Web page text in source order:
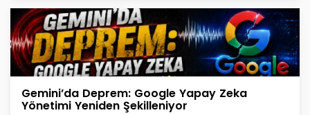
Gemini’da Deprem: Google Yapay Zeka
Yönetimi Yeniden Şekilleniyor